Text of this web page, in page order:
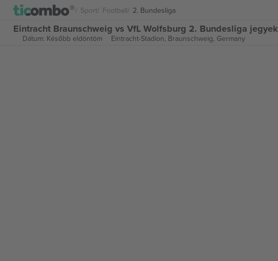
Sport Football 2. Bundesliga
Eintracht Braunschweig vs VfL Wolfsburg 2. Bundesliga jegyek
Dátum: Később eldöntöm Eintracht-Stadion, Braunschweig, Germany